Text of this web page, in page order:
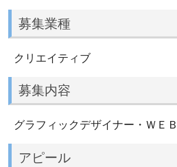
募集業種
クリエイティブ
募集内容
グラフィックデザイナー・ＷＥ
アピール